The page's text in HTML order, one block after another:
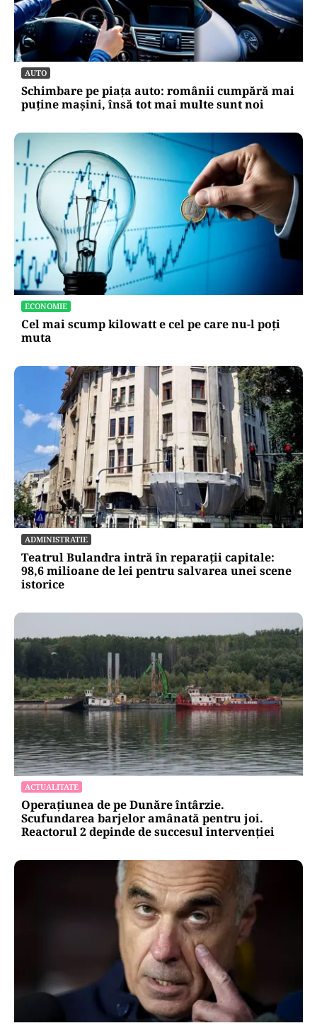
SĂNĂTATE
Cât costă să-ți salvezi câinele sau pisica în
România
AUTO
Schimbare pe piața auto: românii cumpără mai
puține mașini, însă tot mai multe sunt noi
ECONOMIE
Cel mai scump kilowatt e cel pe care nu-l poți
muta
ADMINISTRATIE
Teatrul Bulandra intră în reparații capitale:
98,6 milioane de lei pentru salvarea unei scene
istorice
ACTUALITATE
Operațiunea de pe Dunăre întârzie.